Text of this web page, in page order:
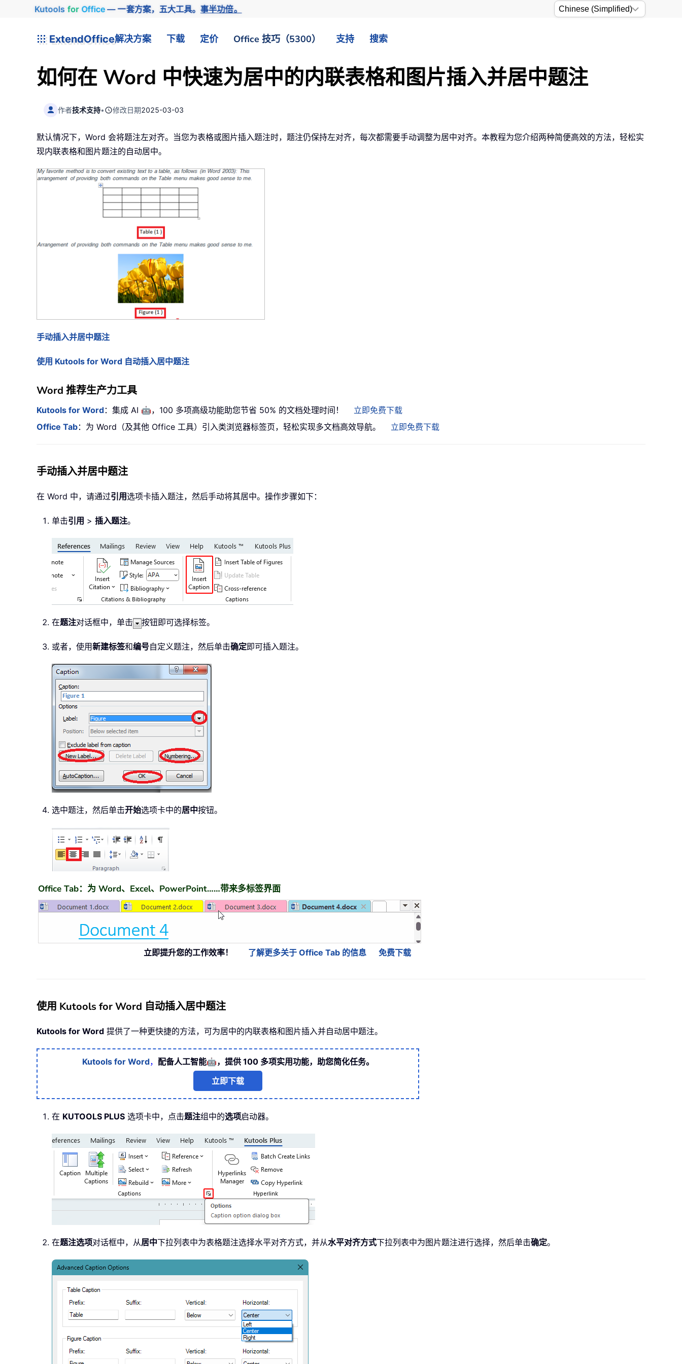
Kutools for Office— 一套方案，五大工具。事半功倍。
ExtendOffice解决方案 下载 定价 Office 技巧（5300） 支持 搜索
如何在 Word 中快速为居中的内联表格和图片插入并居中题注
作者技术支持• 修改日期2025-03-03
默认情况下，Word 会将题注左对齐。当您为表格或图片插入题注时，题注仍保持左对齐，每次都需要手动调整为居中对齐。本教程为您介绍两种简便高效的方法，轻松实
现内联表格和图片题注的自动居中。
手动插入并居中题注
使用 Kutools for Word 自动插入居中题注
Word 推荐生产力工具
Kutools for Word：集成 AI 🤖，100 多项高级功能助您节省 50% 的文档处理时间！
立即免费下载
Office Tab：为 Word（及其他 Office 工具）引入类浏览器标签页，轻松实现多文档高效导航。 立即免费下载
手动插入并居中题注
在 Word 中，请通过引用选项卡插入题注，然后手动将其居中。操作步骤如下：
单击引用 > 插入题注。
在题注对话框中，单击 按钮即可选择标签。
或者，使用新建标签和编号自定义题注，然后单击确定即可插入题注。
选中题注，然后单击开始选项卡中的居中按钮。
Office Tab：为 Word、Excel、PowerPoint……带来多标签界面
立即提升您的工作效率！ 了解更多关于 Office Tab 的信息 免费下载
使用 Kutools for Word 自动插入居中题注
Kutools for Word 提供了一种更快捷的方法，可为居中的内联表格和图片插入并自动居中题注。
Kutools for Word， 配备人工智能🤖，提供 100 多项实用功能，助您简化任务。
立即下载
在 KUTOOLS PLUS 选项卡中，点击题注组中的选项启动器。
在题注选项对话框中，从居中下拉列表中为表格题注选择水平对齐方式，并从水平对齐方式下拉列表中为图片题注进行选择，然后单击确定。